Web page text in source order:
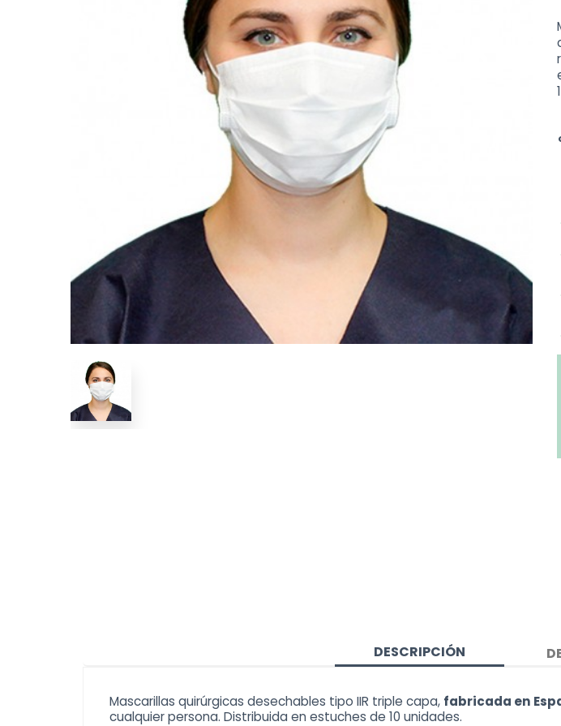
DESCRIPCIÓN
Mascarillas quirúrgicas desechables tipo IIR triple capa, fabricada en
cualquier persona. Distribuida en estuches de 10 unidades.